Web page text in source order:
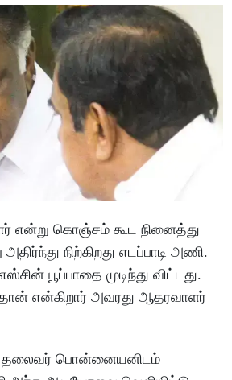
என்று கொஞ்சம் கூட நினைத்து
நிற்கிறது எடப்பாடி அணி.
பூப்பாதை முடிந்து விட்டது.
என்கிறார் அவரது ஆதரவாளர்
தலைவர் பொன்னையனிடம்